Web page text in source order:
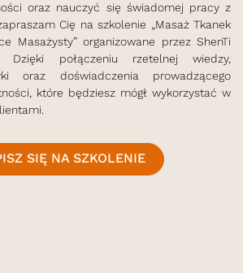
oraz nauczyć się świadomej pracy z
Cię na szkolenie „Masaż Tkanek
Masażysty” organizowane przez ShenTi
Dzięki połączeniu rzetelnej wiedzy,
oraz doświadczenia prowadzącego
które będziesz mógł wykorzystać w
SIĘ NA SZKOLENIE